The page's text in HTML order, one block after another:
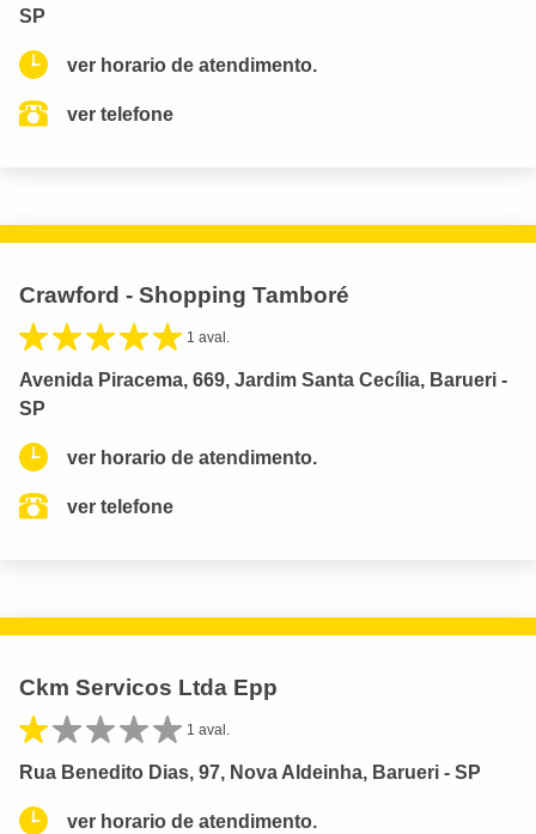
SP
ver horario de atendimento.
ver telefone
Crawford - Shopping Tamboré
1 aval.
Avenida Piracema, 669, Jardim Santa Cecília, Barueri -
SP
ver horario de atendimento.
ver telefone
Ckm Servicos Ltda Epp
1 aval.
Rua Benedito Dias, 97, Nova Aldeinha, Barueri - SP
ver horario de atendimento.